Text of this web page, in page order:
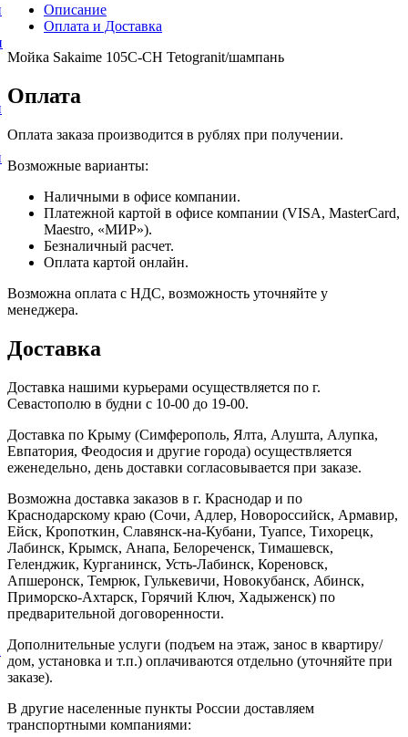
Описание
Оплата и Доставка
Мойка Sakaime 105C-СH Tetogranit/шампань
Оплата
Оплата заказа производится в рублях при получении.
Возможные варианты:
Наличными в офисе компании.
Платежной картой в офисе компании (VISA, MasterCard,
Maestro, «МИР»).
Безналичный расчет.
Оплата картой онлайн.
Возможна оплата с НДС, возможность уточняйте у
менеджера.
Доставка
Доставка нашими курьерами осуществляется по г.
Севастополю в будни с 10-00 до 19-00.
Доставка по Крыму (Симферополь, Ялта, Алушта, Алупка,
Евпатория, Феодосия и другие города) осуществляется
еженедельно, день доставки согласовывается при заказе.
Возможна доставка заказов в г. Краснодар и по
Краснодарскому краю (Сочи, Адлер, Новороссийск, Армавир,
Ейск, Кропоткин, Славянск-на-Кубани, Туапсе, Тихорецк,
Лабинск, Крымск, Анапа, Белореченск, Тимашевск,
Геленджик, Курганинск, Усть-Лабинск, Кореновск,
Апшеронск, Темрюк, Гулькевичи, Новокубанск, Абинск,
Приморско-Ахтарск, Горячий Ключ, Хадыженск) по
предварительной договоренности.
Дополнительные услуги (подъем на этаж, занос в квартиру/
дом, установка и т.п.) оплачиваются отдельно (уточняйте при
заказе).
В другие населенные пункты России доставляем
транспортными компаниями: